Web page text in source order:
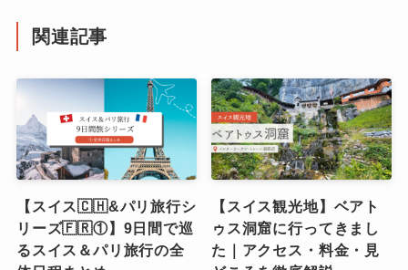
関連記事
【スイス🇨🇭&パリ旅行シ
リーズ🇫🇷①】9日間で巡
るスイス＆パリ旅行の全
【スイス観光地】ベアト
ゥス洞窟に行ってきまし
た｜アクセス・料金・見